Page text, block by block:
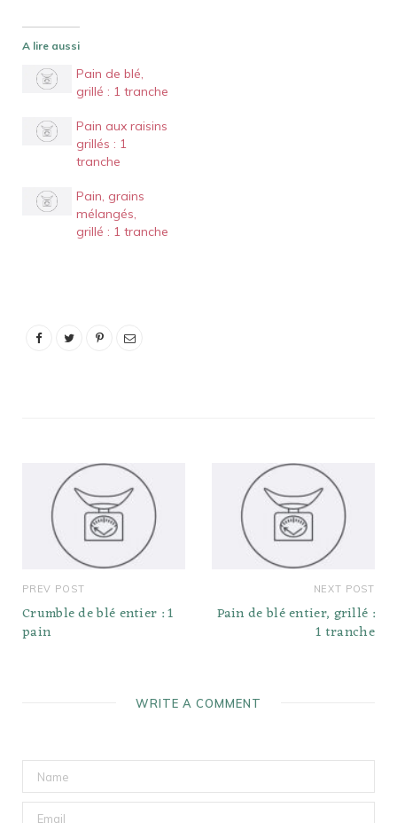
A lire aussi
Pain de blé,
grillé : 1 tranche
Pain aux raisins
grillés : 1
tranche
Pain, grains
mélangés,
grillé : 1 tranche
PREV POST
Crumble de blé entier : 1
pain
NEXT POST
Pain de blé entier, grillé :
1 tranche
WRITE A COMMENT